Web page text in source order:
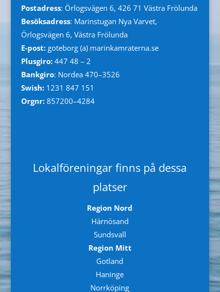
Postadress: Örlogsvägen 6, 426 71 Västra Frölunda
Besöksadress: Marinstugan Nya Varvet,
Örlogsvägen 6, Västra Frölunda
E-post:goteborg (a) marinkamraterna.se
Plusgiro:447 48 – 2
Bankgiro: Nordea 470–3526
Swish:1231 847 151
Orgnr: 857200–4284
Lokalföreningar finns på dessa
platser
Region Nord
Härnösand
Sundsvall
Region Mitt
Gotland
Haninge
Norrköping